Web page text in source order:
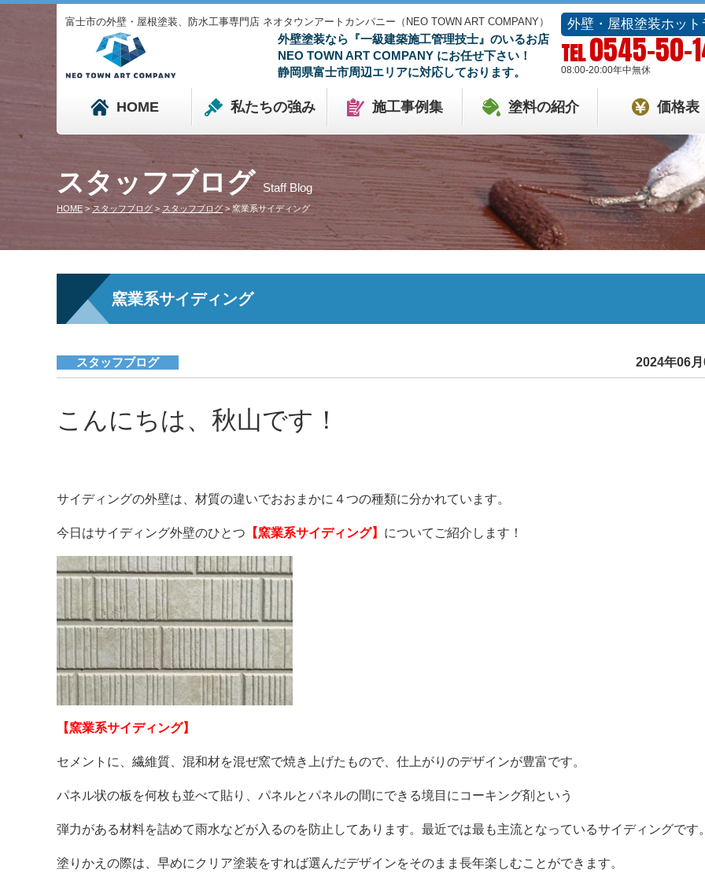
富士市の外壁・屋根塗装、防水工事専門店 ネオタウンアートカンパニー（NEO TOWN ART COMPANY）
外壁塗装なら『一級建築施工管理技士』のいるお店
NEO TOWN ART COMPANY にお任せ下さい！
静岡県富士市周辺エリアに対応しております。
外壁・屋根塗装ホット
TEL0545-50-
08:00-20:00年中無休
HOME 私たちの強み 施工事例集 塗料の紹介 価格表
スタッフブログStaff Blog
HOME > スタッフブログ > スタッフブログ>窯業系サイディング
窯業系サイディング
スタッフブログ 2024年06
こんにちは、秋山です！
サイディングの外壁は、材質の違いでおおまかに４つの種類に分かれています。
今日はサイディング外壁のひとつ 【窯業系サイディング】 についてご紹介します！
【窯業系サイディング】
セメントに、繊維質、混和材を混ぜ窯で焼き上げたもので、仕上がりのデザインが豊富です。
パネル状の板を何枚も並べて貼り、パネルとパネルの間にできる境目にコーキング剤という
弾力がある材料を詰めて雨水などが入るのを防止してあります。最近では最も主流となっているサイディングです
塗りかえの際は、早めにクリア塗装をすれば選んだデザインをそのまま長年楽しむことができます。